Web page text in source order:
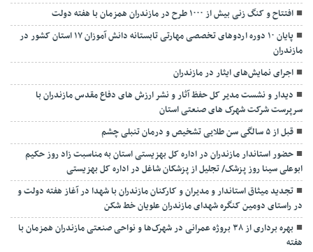
افتتاح و کنگ زنی بیش از ۱۰۰۰ طرح در مازندران همزمان با هفته دولت
پایان ۱۰ دوره اردوهای تخصصی مهارتی تابستانه دانش آموزان ۱۷ استان کشور در
مازندران
اجرای نمایش‌های ایثار در مازندران
دیدار و نشست مدیر کل حفظ آثار و نشر ارزش های دفاع مقدس مازندران با
سرپرست شرکت شهرک های صنعتی استان
قبل از ۵ سالگی سن طلایی تشخیص و درمان تنبلی چشم
حضور استاندار مازندران در اداره کل بهزیستی استان به مناسبت زاد روز حکیم
ابوعلی سینا روز پزشک/ تجلیل از پزشکان شاغل در اداره کل بهزیستی
تجدید میثاق استاندار و مدیران و کارکنان مازندران با شهدا در آغاز هفته دولت و
در راستای دومین کنگره شهدای مازندران علویان خط شکن
بهره برداری از ۳۸ بروژه عمرانی در شهرک‌ها و نواحی صنعتی مازندران همزمان با
هفته